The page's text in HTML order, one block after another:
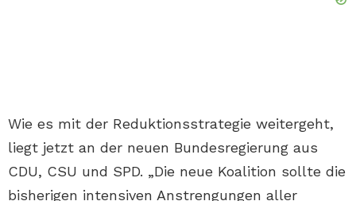
Wie es mit der Reduktionsstrategie weitergeht,
liegt jetzt an der neuen Bundesregierung aus
CDU, CSU und SPD. „Die neue Koalition sollte die
bisherigen intensiven Anstrengungen aller